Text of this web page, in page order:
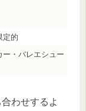
定的
ー・バレエシュー
わせするよ